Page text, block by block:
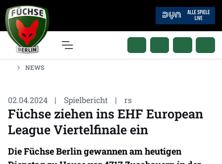
NEWS
02.04.2024 | Spielbericht | rs
Füchse ziehen ins EHF European
League Viertelfinale ein
Die Füchse Berlin gewannen am heutigen